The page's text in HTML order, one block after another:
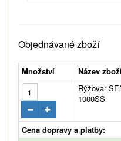
Objednávané zboží
Množství Název
Rýžovar
1000SS
Cena dopravy a platby: